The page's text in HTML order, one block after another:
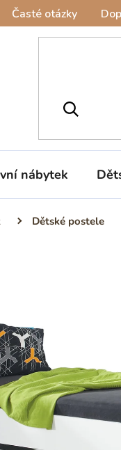
Časté otázky
nábytek
Dětské postele